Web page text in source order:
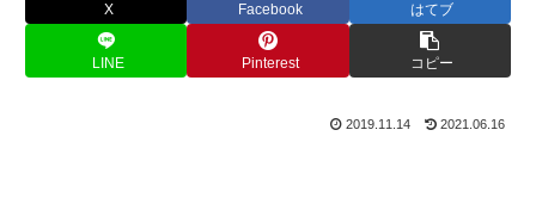
X Facebook はてブ
LINE Pinterest コピー
2019.11.14 2021.06.16